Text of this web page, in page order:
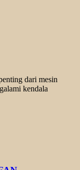
dari mesin
kendala